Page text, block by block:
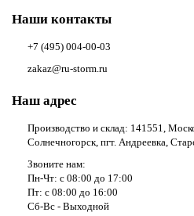
Наши контакты
+7 (495) 004-00-03
zakaz@ru-storm.ru
Наш адрес
Производство и склад: 141551,
Солнечногорск, пгт. Андреевка,
Звоните нам:
Пн-Чт: с 08:00 до 17:00
Пт: с 08:00 до 16:00
Сб-Вс - Выходной